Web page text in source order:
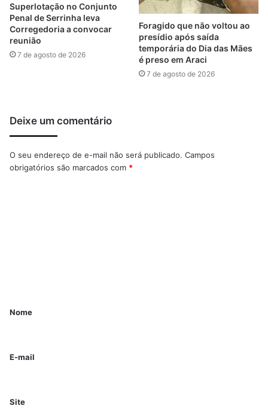
Superlotação no Conjunto
Penal de Serrinha leva
Corregedoria a convocar
reunião
7 de agosto de 2026
Foragido que não voltou ao
presídio após saída
temporária do Dia das Mães
é preso em Araci
7 de agosto de 2026
Deixe um comentário
O seu endereço de e-mail não será publicado. Campos
obrigatórios são marcados com *
Nome
E-mail
Site